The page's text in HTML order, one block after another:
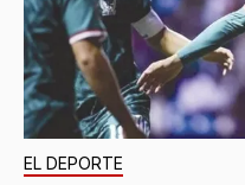
EL DEPORTE